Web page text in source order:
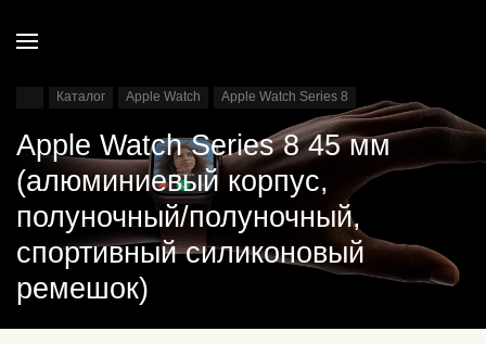
Каталог Apple Watch Apple Watch Series 8
Apple Watch Series 8 45 мм
(алюминиевый корпус,
полуночный/полуночный,
спортивный силиконовый
ремешок)